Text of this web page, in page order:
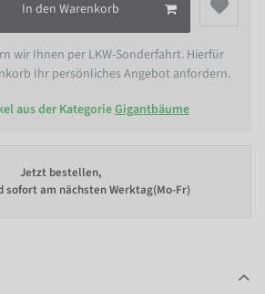
In den Warenkorb
wir Ihnen per LKW-Sonderfahrt. Hierfür
Ihr persönliches Angebot anfordern.
aus der KategorieGigantbäume
Jetzt bestellen,
sofort am nächsten Werktag(Mo-Fr)